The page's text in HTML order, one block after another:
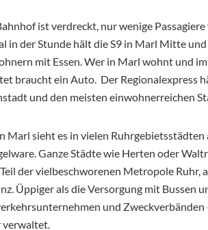
ist verdreckt, nur wenige
in der Stunde hält die S9 in Marl Mitte
mit Essen. Wer in Marl wohnt und
braucht ein Auto. Der Regionalexpress
und den meisten einwohnerreichen
Marl sieht es in vielen Ruhrgebietsstädten
Ganze Städte wie Herten oder
der vielbeschworenen Metropole
Üppiger als die Versorgung mit Bussen
und